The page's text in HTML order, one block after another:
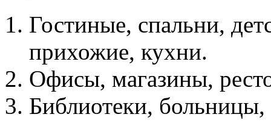
Гостиные, спальни,
прихожие, кухни.
Офисы, магазины,
Библиотеки,